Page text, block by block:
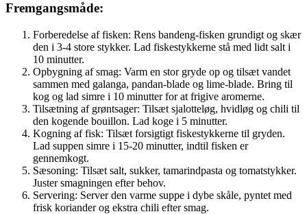
Fremgangsmåde:
Forberedelse af fisken: Rens bandeng-fisken grundigt og skær
den i 3-4 store stykker. Lad fiskestykkerne stå med lidt salt i
10 minutter.
Opbygning af smag: Varm en stor gryde op og tilsæt vandet
sammen med galanga, pandan-blade og lime-blade. Bring til
kog og lad simre i 10 minutter for at frigive aromerne.
Tilsætning af grøntsager: Tilsæt sjalotteløg, hvidløg og chili til
den kogende bouillon. Lad koge i 5 minutter.
Kogning af fisk: Tilsæt forsigtigt fiskestykkerne til gryden.
Lad suppen simre i 15-20 minutter, indtil fisken er
gennemkogt.
Sæsoning: Tilsæt salt, sukker, tamarindpasta og tomatstykker.
Juster smagningen efter behov.
Servering: Server den varme suppe i dybe skåle, pyntet med
frisk koriander og ekstra chili efter smag.